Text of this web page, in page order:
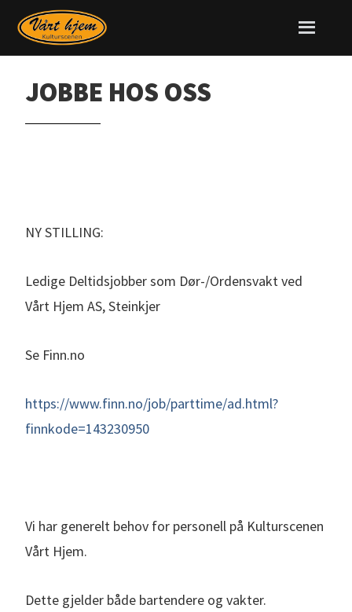
JOBBE HOS OSS
NY STILLING:
Ledige Deltidsjobber som Dør-/Ordensvakt ved
Vårt Hjem AS, Steinkjer
Se Finn.no
https://www.finn.no/job/parttime/ad.html?
finnkode=143230950
Vi har generelt behov for personell på Kulturscenen
Vårt Hjem.
Dette gjelder både bartendere og vakter.